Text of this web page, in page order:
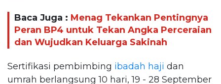
Baca Juga : Menag Tekankan Pentingnya
Peran BP4 untuk Tekan Angka Perceraian
dan Wujudkan Keluarga Sakinah
Sertifikasi pembimbing ibadah haji dan
umrah berlangsung 10 hari, 19 - 28 September